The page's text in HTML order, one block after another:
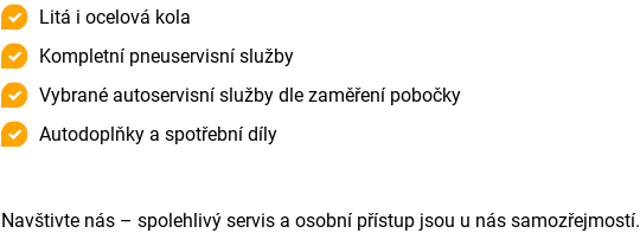
Litá i ocelová kola
Kompletní pneuservisní služby
Vybrané autoservisní služby dle zaměření pobočky
Autodoplňky a spotřební díly
Navštivte nás – spolehlivý servis a osobní přístup jsou u nás samozřejmostí.